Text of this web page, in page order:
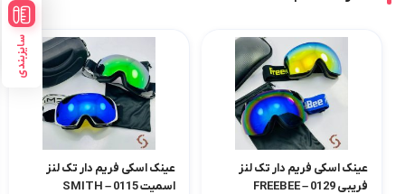
سایزبندی
عینک اسکی فریم دار تک لنز
فریبی 0129 – FREEBEE
عینک اسکی فریم دار تک لنز
اسمیت 0115 – SMITH